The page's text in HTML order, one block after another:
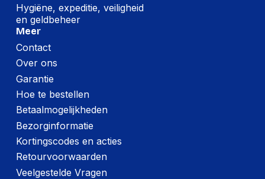
Hygiëne, expeditie, veiligheid
en geldbeheer
Meer
Contact
Over ons
Garantie
Hoe te bestellen
Betaalmogelijkheden
Bezorginformatie
Kortingscodes en acties
Retourvoorwaarden
Veelgestelde Vragen